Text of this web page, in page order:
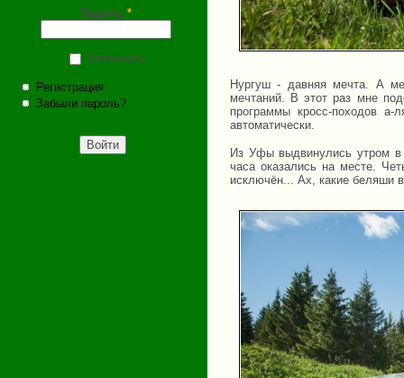
Пароль *
Запомнить
Регистрация
Забыли пароль?
Нургуш - давняя мечта. А
мечтаний. В этот раз мне
программы кросс-походов
автоматически.
Из Уфы выдвинулись утром в
часа оказались на месте.
исключён... Ах, какие беляши